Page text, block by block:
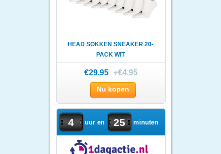
HEAD SOKKEN SNEAKER 20-
PACK WIT
€29,95 +€4,95
Nu kopen
4 uur en 25 minuten